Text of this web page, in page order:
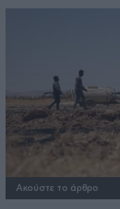
Ακούστε το άρθρο